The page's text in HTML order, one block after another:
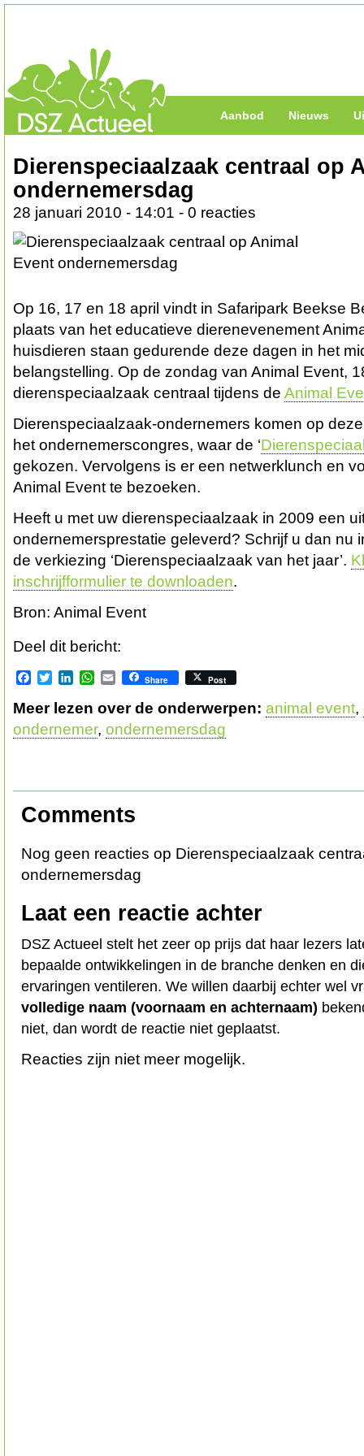
Aanbod Nieuws
Dierenspeciaalzaak centraal op
ondernemersdag
28 januari 2010 - 14:01 - 0 reacties
Op 16, 17 en 18 april vindt in Safaripark Beekse
plaats van het educatieve dierenevenement
huisdieren staan gedurende deze dagen in het
belangstelling. Op de zondag van Animal Event,
dierenspeciaalzaak centraal tijdens de Animal
Dierenspeciaalzaak-ondernemers komen op
het ondernemerscongres, waar de ‘
gekozen. Vervolgens is er een netwerklunch en
Animal Event te bezoeken.
Heeft u met uw dierenspeciaalzaak in 2009 een
ondernemersprestatie geleverd? Schrijf u dan nu
de verkiezing ‘Dierenspeciaalzaak van het jaar’.
inschrijfformulier te downloaden.
Bron: Animal Event
Deel dit bericht:
Facebook
TwitterLinkedInWhatsApp
EmailShare Post
Meer lezen over de onderwerpen: animal event,
ondernemer, ondernemersdag
Comments
Nog geen reacties op Dierenspeciaalzaak
ondernemersdag
Laat een reactie achter
DSZ Actueel stelt het zeer op prijs dat haar lezers
bepaalde ontwikkelingen in de branche denken en
ervaringen ventileren. We willen daarbij echter wel
volledige naam (voornaam en achternaam)
niet, dan wordt de reactie niet geplaatst.
Reacties zijn niet meer mogelijk.